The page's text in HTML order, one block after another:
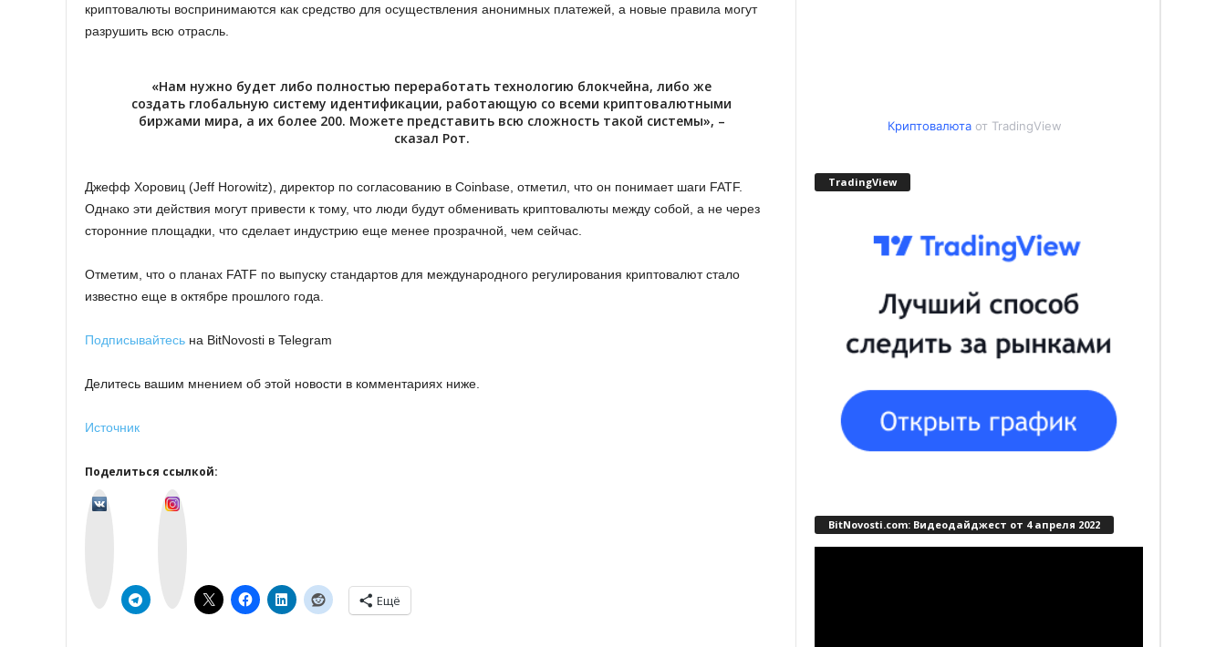
криптовалюты воспринимаются как средство для осуществления анонимных платежей, а новые правила могут
разрушить всю отрасль.
«Нам нужно будет либо полностью переработать технологию блокчейна, либо же
создать глобальную систему идентификации, работающую со всеми криптовалютными
биржами мира, а их более 200. Можете представить всю сложность такой системы», –
сказал Рот.
Джефф Хоровиц (Jeff Horowitz), директор по согласованию в Coinbase, отметил, что он понимает шаги FATF.
Однако эти действия могут привести к тому, что люди будут обменивать криптовалюты между собой, а не через
сторонние площадки, что сделает индустрию еще менее прозрачной, чем сейчас.
Отметим, что о планах FATF по выпуску стандартов для международного регулирования криптовалют стало
известно еще в октябре прошлого года.
Подписывайтесь на BitNovosti в Telegram
Делитесь вашим мнением об этой новости в комментариях ниже.
Источник
Поделиться ссылкой:
Ещё
Криптовалютаот TradingView
TradingView
BitNovosti.com: Видеодайджест от 4 апреля 2022